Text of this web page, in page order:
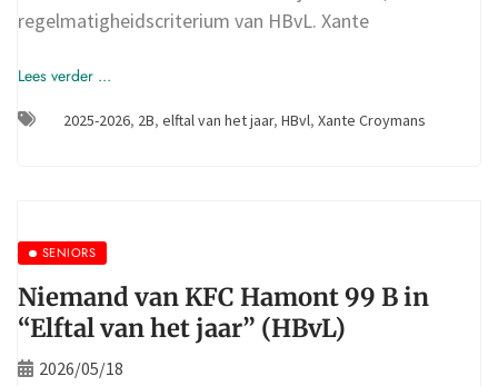
regelmatigheidscriterium van HBvL. Xante
Lees verder ...
2025-2026, 2B, elftal van het jaar, HBvl, Xante Croymans
SENIORS
Niemand van KFC Hamont 99 B in
“Elftal van het jaar” (HBvL)
2026/05/18